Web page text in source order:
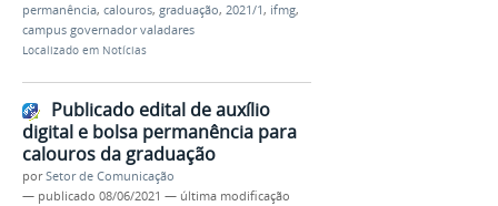
permanência, calouros, graduação, 2021/1, ifmg,
campus governador valadares
Localizado em Notícias
Publicado edital de auxílio
digital e bolsa permanência para
calouros da graduação
porSetor de Comunicação
— publicado 08/06/2021 — última modificação